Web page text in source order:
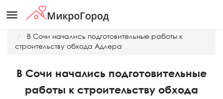
menu
В Сочи начались подготовительные работы к
строительству обхода Адлера
В Сочи начались подготовительные
работы к строительству обхода